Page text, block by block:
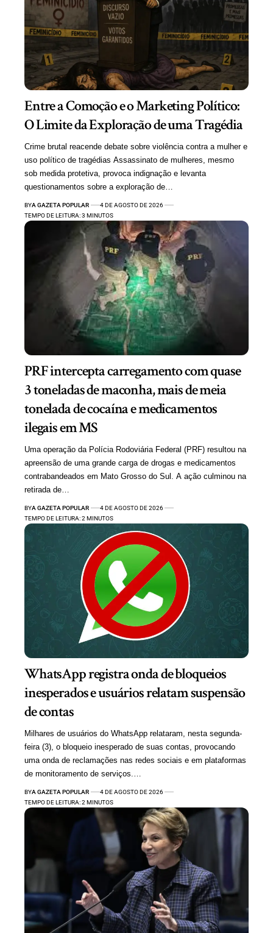
Entre a Comoção e o Marketing Político:
O Limite da Exploração de uma Tragédia
Crime brutal reacende debate sobre violência contra a mulher e
uso político de tragédias Assassinato de mulheres, mesmo
sob medida protetiva, provoca indignação e levanta
questionamentos sobre a exploração de…
BYA GAZETA POPULAR
4 DE AGOSTO DE 2026
TEMPO DE LEITURA: 3 MINUTOS
PRF intercepta carregamento com quase
3 toneladas de maconha, mais de meia
tonelada de cocaína e medicamentos
ilegais em MS
Uma operação da Polícia Rodoviária Federal (PRF) resultou na
apreensão de uma grande carga de drogas e medicamentos
contrabandeados em Mato Grosso do Sul. A ação culminou na
retirada de…
BYA GAZETA POPULAR
4 DE AGOSTO DE 2026
TEMPO DE LEITURA: 2 MINUTOS
WhatsApp registra onda de bloqueios
inesperados e usuários relatam suspensão
de contas
Milhares de usuários do WhatsApp relataram, nesta segunda-
feira (3), o bloqueio inesperado de suas contas, provocando
uma onda de reclamações nas redes sociais e em plataformas
de monitoramento de serviços.…
BYA GAZETA POPULAR
4 DE AGOSTO DE 2026
TEMPO DE LEITURA: 2 MINUTOS